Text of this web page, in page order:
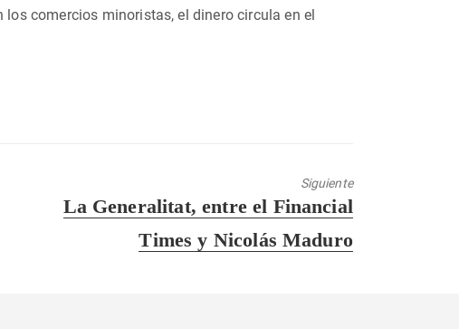
comercios minoristas, el dinero circula en el
Siguiente
Entrada
La Generalitat, entre el Financial
Times y Nicolás Maduro